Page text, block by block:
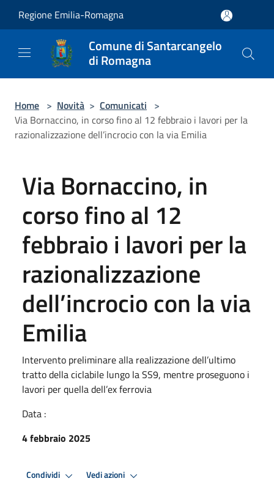
Regione Emilia-Romagna
Comune di Santarcangelo
di Romagna
Home > Novità > Comunicati >
Via Bornaccino, in corso fino al 12 febbraio i lavori per la
razionalizzazione dell’incrocio con la via Emilia
Via Bornaccino, in
corso fino al 12
febbraio i lavori per la
razionalizzazione
dell’incrocio con la via
Emilia
Intervento preliminare alla realizzazione dell’ultimo
tratto della ciclabile lungo la SS9, mentre proseguono i
lavori per quella dell’ex ferrovia
Data :
4 febbraio 2025
Condividi Vedi azioni